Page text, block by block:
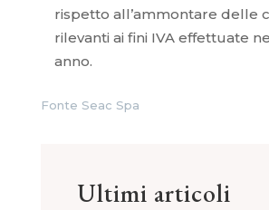
rispetto all’ammontare delle
rilevanti ai fini IVA effettuate
anno.
Fonte Seac Spa
Ultimi articoli